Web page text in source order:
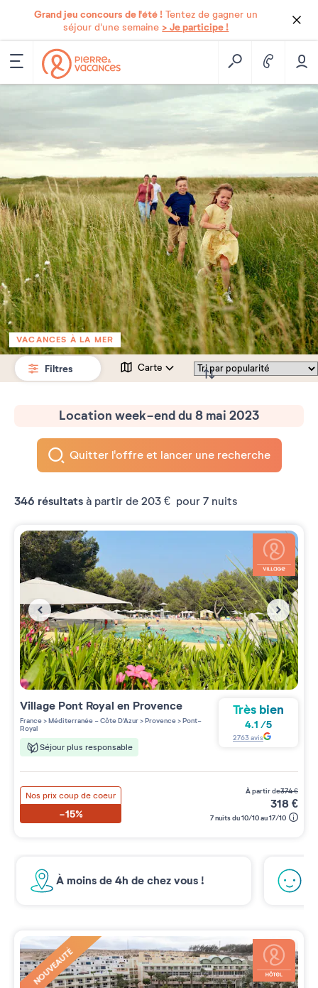
Grand jeu concours de l'été ! Tentez de gagner un
séjour d'une semaine > Je participe !
VACANCES À LA MER
Filtres Carte
Location week-end du 8 mai 2023
Quitter l'offre et lancer une recherche
346 résultats à partir de 203 € pour 7 nuits
Village Pont Royal en Provence
France>Méditerranée - Côte D'Azur>Provence>Pont-
Royal
Séjour plus responsable
Très bien
4.1 /5
2763avis
Nos prix coup de coeur
-15%
à partir de374€
318€
7 nuits du 10/10 au 17/10
À moins de 4h de chez vous !
NOUVEAUTÉ